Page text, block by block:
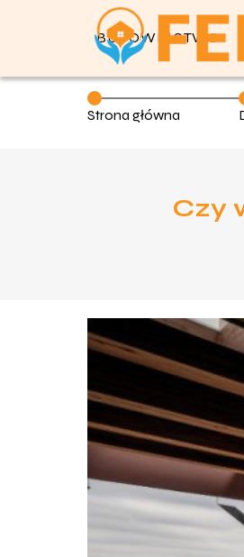
BUDOWNICTWO
Strona główna
Czy